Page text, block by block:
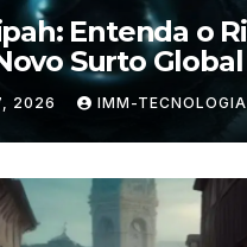
Entenda o
Surto Global
dos
2026 IMM-TECNOLOGIA